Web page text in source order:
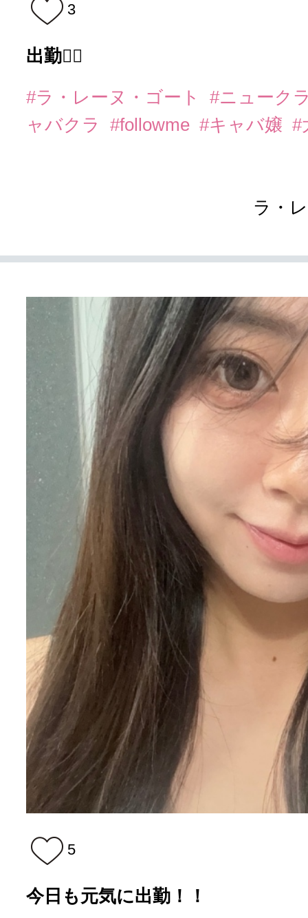
3
出勤❤️‍🔥
#ラ・レーヌ・ゴート
#ニューク
ャバクラ
#followme #キャバ嬢 #
ラ・
5
今日も元気に出勤！！